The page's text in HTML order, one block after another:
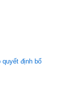
quyết định bổ